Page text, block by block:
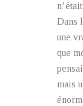
Dans
une
que
mais